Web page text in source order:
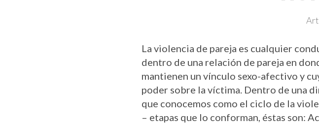
La violencia de pareja es cualquier
dentro de una relación de pareja en
mantienen un vínculo sexo-afectivo y
poder sobre la víctima. Dentro de una
que conocemos como el ciclo de la
– etapas que lo conforman, éstas son: